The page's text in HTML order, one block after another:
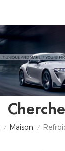
/ Maison /